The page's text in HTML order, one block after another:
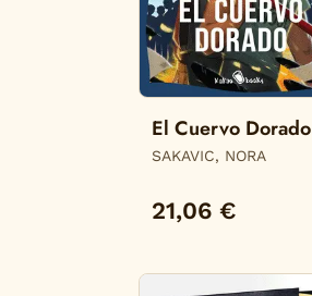
El Cuervo Dorado
SAKAVIC, NORA
21,06 €